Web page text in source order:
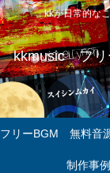
kkが日常的な
kkmusic フ
制作事例